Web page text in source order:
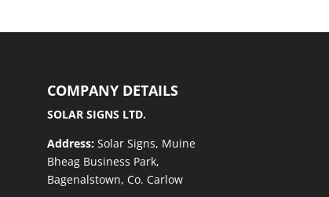
COMPANY DETAILS
SOLAR SIGNS LTD.
Address: Solar Signs, Muine
Bheag Business Park,
Bagenalstown, Co. Carlow